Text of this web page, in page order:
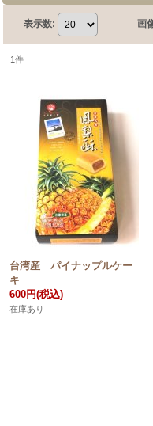
表示数: 画
1件
台湾産 パイナップルケー
キ
600円(税込)
在庫あり